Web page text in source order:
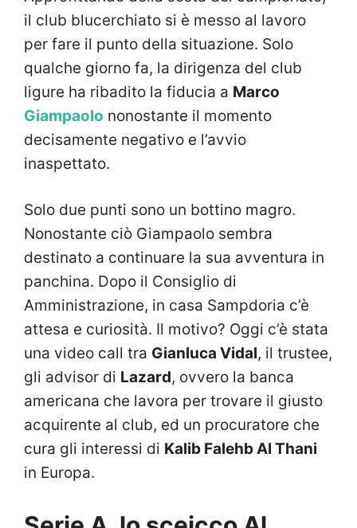
il club blucerchiato si è messo al lavoro
per fare il punto della situazione. Solo
qualche giorno fa, la dirigenza del club
ligure ha ribadito la fiducia a Marco
Giampaolo nonostante il momento
decisamente negativo e l’avvio
inaspettato.
Solo due punti sono un bottino magro.
Nonostante ciò Giampaolo sembra
destinato a continuare la sua avventura in
panchina. Dopo il Consiglio di
Amministrazione, in casa Sampdoria c’è
attesa e curiosità. Il motivo? Oggi c’è stata
una video call tra Gianluca Vidal, il trustee,
gli advisor di Lazard, ovvero la banca
americana che lavora per trovare il giusto
acquirente al club, ed un procuratore che
cura gli interessi di Kalib Falehb Al Thani
in Europa.